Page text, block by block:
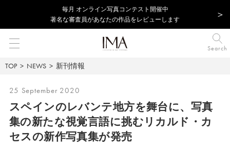
毎⽉ オンライン写真コンテスト開催中
著名な審査員があなたの作品をレビューします
Search
TOP NEWS 新刊情報
25 September 2020
スペインのレバンテ地方を舞台に、写真
集の新たな視覚言語に挑むリカルド・カ
セスの新作写真集が発売